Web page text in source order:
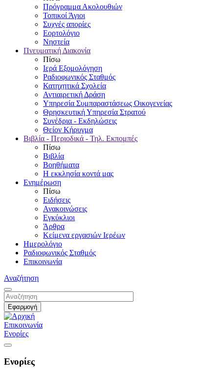
Πρόγραμμα Ακολουθιών
Τοπικοί Άγιοι
Συχνές απορίες
Εορτολόγιο
Νηστεία
Πνευματική Διακονία
Πίσω
Ιερά Εξομολόγηση
Ραδιοφωνικός Σταθμός
Κατηχητικά Σχολεία
Αντιαιρετική Δράση
Υπηρεσία Συμπαραστάσεως Οικογενείας
Θρησκευτική Υπηρεσία Στρατού
Συνέδρια - Εκδηλώσεις
Θείον Κήρυγμα
Βιβλία - Περιοδικά - Τηλ. Εκπομπές
Πίσω
Βιβλία
Βοηθήματα
Η εκκλησία κοντά μας
Ενημέρωση
Πίσω
Ειδήσεις
Ανακοινώσεις
Εγκύκλιοι
Άρθρα
Κείμενα εργασιών Ιερέων
Ημερολόγιο
Ραδιοφωνικός Σταθμός
Επικοινωνία
Αναζήτηση
Επικοινωνία
Ενορίες
Ενορίες